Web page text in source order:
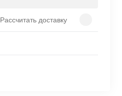
Рассчитать доставку